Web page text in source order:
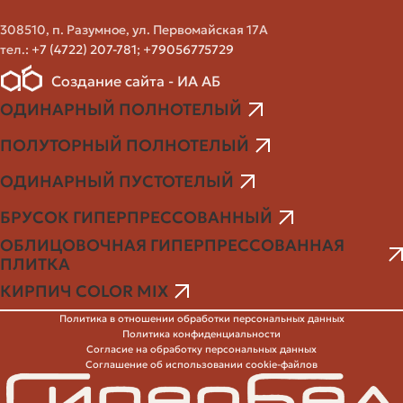
раствора и улучшает качество шва.
Наличие трещин и сколов— при приёмке партии
проверьте внешние дефекты. Небольшие сколы
допустимы, но массовые дефекты — повод
потребовать замену.
Как найти производителя в Москве
и проверить надёжность
Список производителей в окрестностях Москвы можно
найти онлайн, но важно проверить несколько
моментов: наличие стабильного производства, отзывы
профессионалов, документы и возможность показать
образцы. Не полагайтесь только на рекламные
описания.
Лучше всего посетить производство или офис
компании, посмотреть на склад и возможности
308510, п. Разумное, ул. Первомайская 17А
тел.: +7 (4722) 207-781; +79056775729
Создание сайта - ИА АБ
ОДИНАРНЫЙ ПОЛНОТЕЛЫЙ
ПОЛУТОРНЫЙ ПОЛНОТЕЛЫЙ
ОДИНАРНЫЙ ПУСТОТЕЛЫЙ
БРУСОК ГИПЕРПРЕССОВАННЫЙ
ОБЛИЦОВОЧНАЯ ГИПЕРПРЕССОВАННАЯ
ПЛИТКА
КИРПИЧ COLOR MIX
Политика в отношении обработки персональных данных
Политика конфиденциальности
Согласие на обработку персональных данных
Соглашение об использовании cookie-файлов